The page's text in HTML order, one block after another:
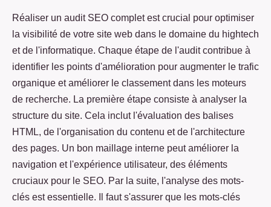
Réaliser un audit SEO complet est crucial pour optimiser
la visibilité de votre site web dans le domaine du hightech
et de l'informatique. Chaque étape de l'audit contribue à
identifier les points d'amélioration pour augmenter le trafic
organique et améliorer le classement dans les moteurs
de recherche. La première étape consiste à analyser la
structure du site. Cela inclut l'évaluation des balises
HTML, de l'organisation du contenu et de l'architecture
des pages. Un bon maillage interne peut améliorer la
navigation et l'expérience utilisateur, des éléments
cruciaux pour le SEO. Par la suite, l'analyse des mots-
clés est essentielle. Il faut s'assurer que les mots-clés